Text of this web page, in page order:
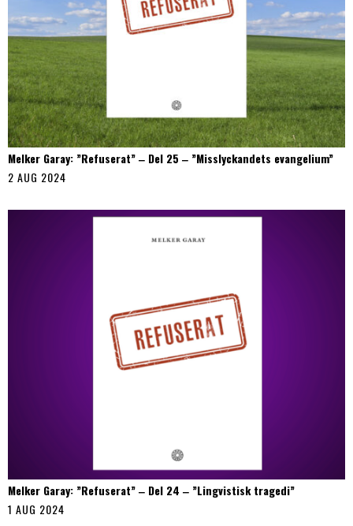
Melker Garay: ”Refuserat” ‒ Del 25 ‒ ”Misslyckandets evangelium”
2 AUG 2024
Melker Garay: ”Refuserat” ‒ Del 24 ‒ ”Lingvistisk tragedi”
1 AUG 2024